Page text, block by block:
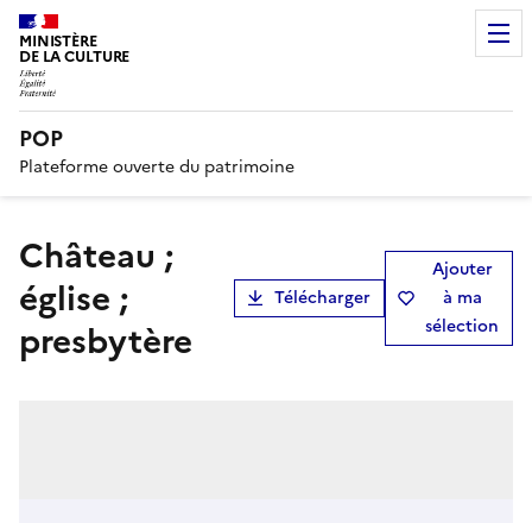
MINISTÈRE
DE LA CULTURE
POP
Plateforme ouverte du patrimoine
château ;
église ;
presbytère
Télécharger
Ajouter
à ma
sélection